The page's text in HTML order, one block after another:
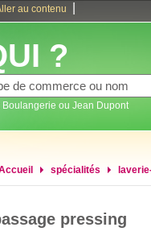
au contenu
?
Boulangerie ou Jean Dupont
spécialités
pressing